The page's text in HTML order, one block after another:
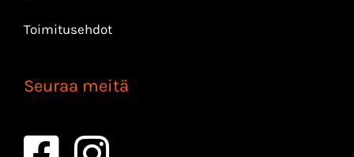
Toimitusehdot
Seuraa meitä